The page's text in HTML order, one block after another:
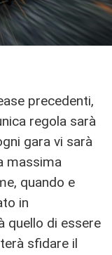
precedenti,
regola sarà
gara vi sarà
massima
quando e
in
quello di essere
sfidare il